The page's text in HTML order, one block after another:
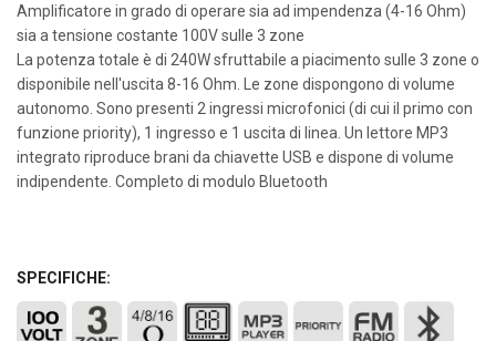
Amplificatore in grado di operare sia ad impendenza (4-16 Ohm)
sia a tensione costante 100V sulle 3 zone
La potenza totale è di 240W sfruttabile a piacimento sulle 3 zone o
disponibile nell'uscita 8-16 Ohm. Le zone dispongono di volume
autonomo. Sono presenti 2 ingressi microfonici (di cui il primo con
funzione priority), 1 ingresso e 1 uscita di linea. Un lettore MP3
integrato riproduce brani da chiavette USB e dispone di volume
indipendente. Completo di modulo Bluetooth
SPECIFICHE: